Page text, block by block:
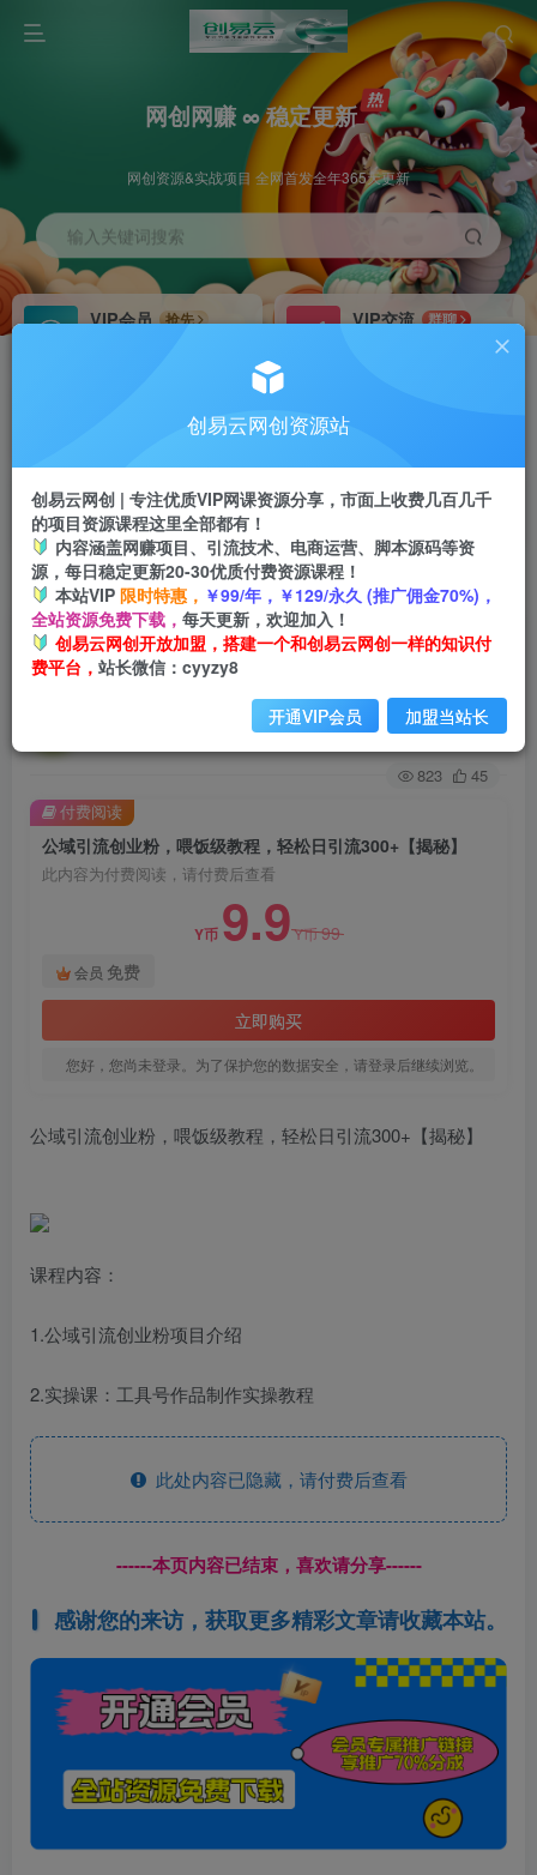
网创网赚 ∞ 稳定更新
网创资源&实战项目 全网首发全年365天更新
输入关键词搜索
VIP会员
抢先
VIP交流
群聊
研究探讨更多创业项目路子。
会员专属推广链接
挂机 项目
脚本卡密
APP下载
GO
首页 创业课程 会员免费 正文
公域引流创业粉，喂饭级教程，轻松日引流300+
【揭秘】
关注
823 45
公域引流创业粉，喂饭级教程，轻松日引流300+【揭秘】
此内容为付费阅读，请付费后查看
Y币 9.9Y币99
会员 免费
立即购买
您好，您尚未登录。为了保护您的数据安全，请登录后继续浏览。
付费阅读
公域引流创业粉，喂饭级教程，轻松日引流300+【揭秘】
课程内容：
1.公域引流创业粉项目介绍
2.实操课：工具号作品制作实操教程
此处内容已隐藏，请付费后查看
------本页内容已结束，喜欢请分享------
感谢您的来访，获取更多精彩文章请收藏本站。
创易云网创资源站
创易云网创 | 专注优质VIP网课资源分享，市面上收费几百几千
的项目资源课程这里全部都有！
内容涵盖网赚项目、引流技术、电商运营、脚本源码等资
源，每日稳定更新20-30优质付费资源课程！
本站VIP 限时特惠， ￥99/年，￥129/永久 (推广佣金70%)，
全站资源免费下载， 每天更新，欢迎加入！
创易云网创开放加盟，搭建一个和创易云网创一样的知识付
费平台， 站长微信：cyyzy8
开通VIP会员 加盟当站长